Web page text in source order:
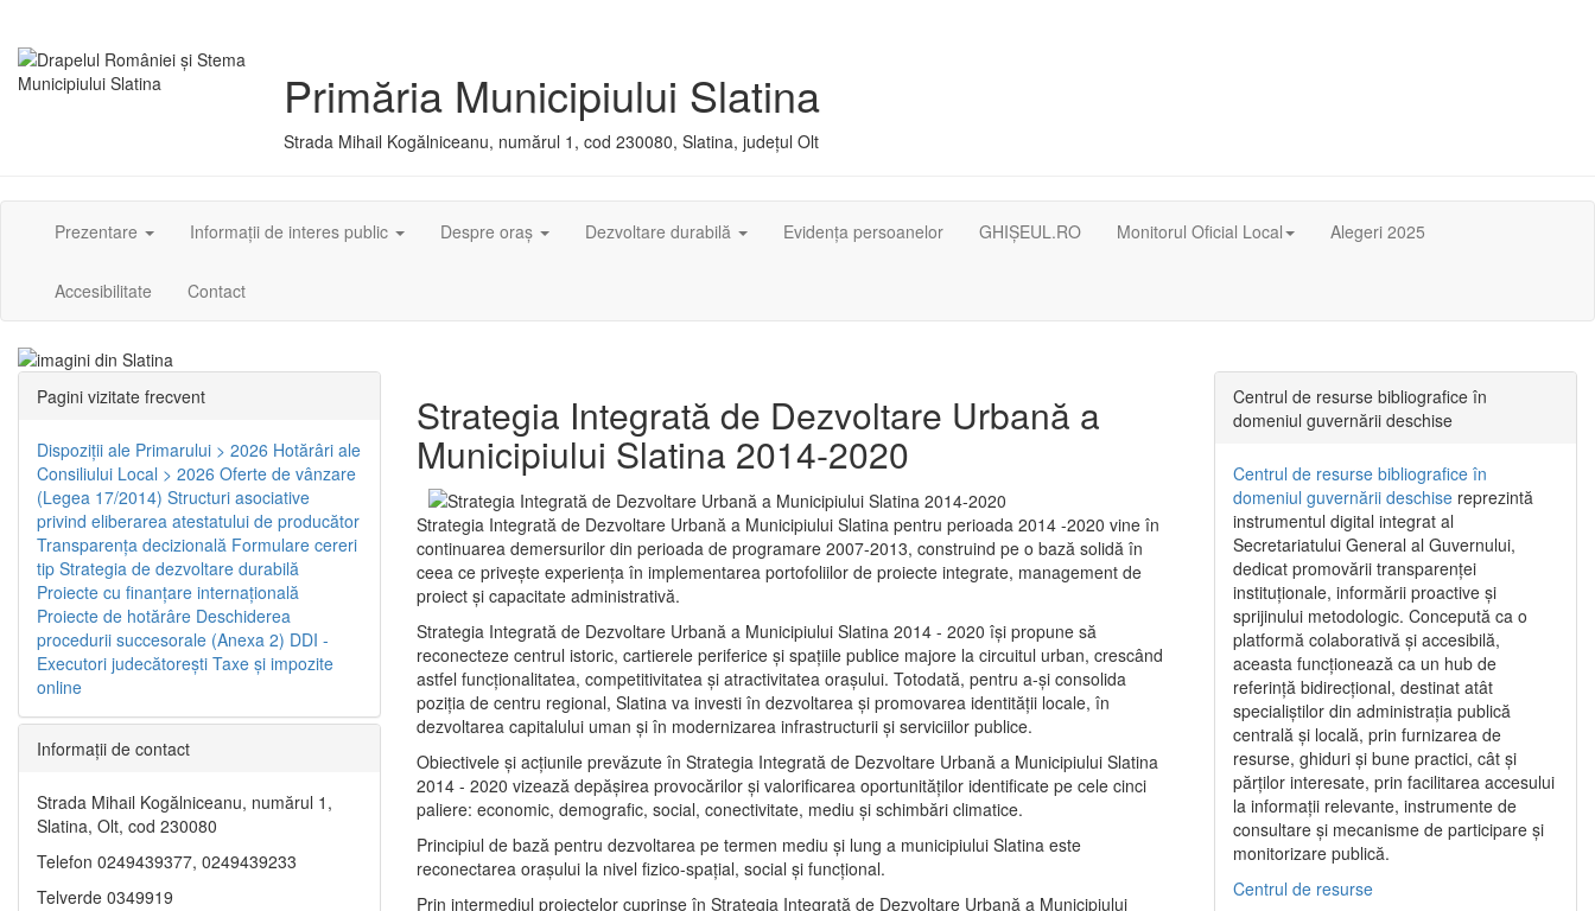
Primăria Municipiului Slatina
Strada Mihail Kogălniceanu, numărul 1, cod 230080, Slatina, județul Olt
Prezentare Informații de interes public Despre oraș Dezvoltare durabilă Evidența persoanelor GHIȘEUL.RO Monitorul Oficial Local Alegeri 2025
Accesibilitate Contact
Strategia Integrată de Dezvoltare Urbană a
Municipiului Slatina 2014-2020
Strategia Integrată de Dezvoltare Urbană a Municipiului Slatina pentru perioada 2014 -2020 vine în
continuarea demersurilor din perioada de programare 2007-2013, construind pe o bază solidă în
ceea ce priveşte experienţa în implementarea portofoliilor de proiecte integrate, management de
proiect și capacitate administrativă.
Strategia Integrată de Dezvoltare Urbană a Municipiului Slatina 2014 - 2020 își propune să
reconecteze centrul istoric, cartierele periferice şi spaţiile publice majore la circuitul urban, crescând
astfel funcţionalitatea, competitivitatea şi atractivitatea oraşului. Totodată, pentru a-şi consolida
poziţia de centru regional, Slatina va investi în dezvoltarea şi promovarea identităţii locale, în
dezvoltarea capitalului uman şi în modernizarea infrastructurii şi serviciilor publice.
Obiectivele şi acţiunile prevăzute în Strategia Integrată de Dezvoltare Urbană a Municipiului Slatina
2014 - 2020 vizează depășirea provocărilor şi valorificarea oportunităţilor identificate pe cele cinci
paliere: economic, demografic, social, conectivitate, mediu şi schimbări climatice.
Principiul de bază pentru dezvoltarea pe termen mediu şi lung a municipiului Slatina este
reconectarea oraşului la nivel fizico-spaţial, social şi funcţional.
Prin intermediul proiectelor cuprinse în Strategia Integrată de Dezvoltare Urbană a Municipiului
Pagini vizitate frecvent
Dispoziţii ale Primarului > 2026 Hotărâri ale
Consiliului Local > 2026 Oferte de vânzare
(Legea 17/2014) Structuri asociative
privind eliberarea atestatului de producător
Transparenţa decizională Formulare cereri
tip Strategia de dezvoltare durabilă
Proiecte cu finanţare internaţională
Proiecte de hotărâre Deschiderea
procedurii succesorale (Anexa 2) DDI -
Executori judecătorești Taxe şi impozite
online
Informaţii de contact
Strada Mihail Kogălniceanu, numărul 1,
Slatina, Olt, cod 230080
Telefon 0249439377, 0249439233
Telverde 0349919
Centrul de resurse bibliografice în
domeniul guvernării deschise
Centrul de resurse bibliografice în
domeniul guvernării deschise reprezintă
instrumentul digital integrat al
Secretariatului General al Guvernului,
dedicat promovării transparenței
instituționale, informării proactive și
sprijinului metodologic. Concepută ca o
platformă colaborativă și accesibilă,
aceasta funcționează ca un hub de
referință bidirecțional, destinat atât
specialiștilor din administrația publică
centrală și locală, prin furnizarea de
resurse, ghiduri și bune practici, cât și
părților interesate, prin facilitarea accesului
la informații relevante, instrumente de
consultare și mecanisme de participare și
monitorizare publică.
Centrul de resurse